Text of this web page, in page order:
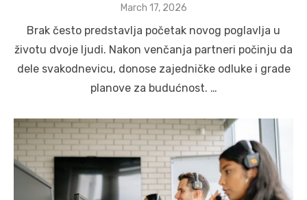
Posted
March 17, 2026
Brak često predstavlja početak novog poglavlja u
životu dvoje ljudi. Nakon venčanja partneri počinju da
dele svakodnevicu, donose zajedničke odluke i grade
planove za budućnost. …